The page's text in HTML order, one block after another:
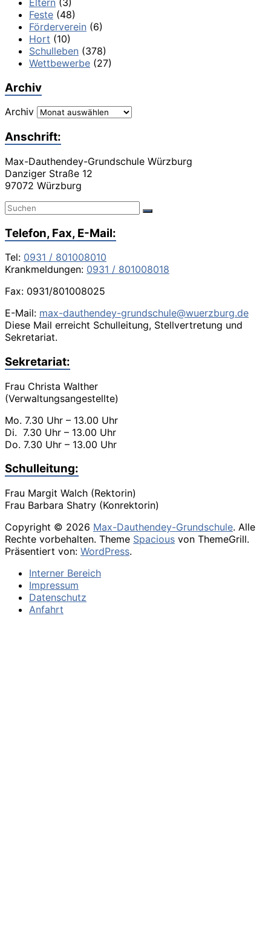
Feste (48)
Förderverein (6)
Hort (10)
Schulleben (378)
Wettbewerbe (27)
Archiv
Archiv
Anschrift:
Max-Dauthendey-Grundschule Würzburg
Danziger Straße 12
97072 Würzburg
Telefon, Fax, E-Mail:
Tel: 0931 / 801008010
Krankmeldungen: 0931 / 801008018
Fax: 0931/801008025
E-Mail: max-dauthendey-grundschule@wuerzburg.de
Diese Mail erreicht Schulleitung, Stellvertretung und
Sekretariat.
Sekretariat:
Frau Christa Walther
(Verwaltungsangestellte)
Mo. 7.30 Uhr – 13.00 Uhr
Di. 7.30 Uhr – 13.00 Uhr
Do. 7.30 Uhr – 13.00 Uhr
Schulleitung:
Frau Margit Walch (Rektorin)
Frau Barbara Shatry (Konrektorin)
Copyright © 2026 Max-Dauthendey-Grundschule. Alle
Rechte vorbehalten. Theme Spacious von ThemeGrill.
Präsentiert von: WordPress.
Interner Bereich
Impressum
Datenschutz
Anfahrt